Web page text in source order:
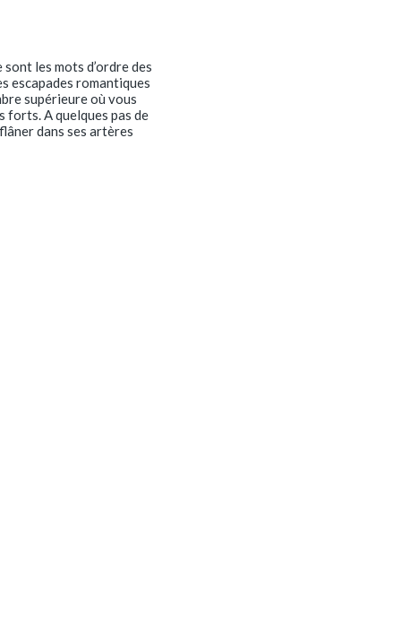
les mots d’ordre des
escapades romantiques
supérieure où vous
forts. A quelques pas de
dans ses artères